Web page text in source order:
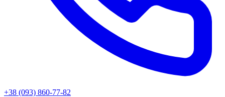
+38 (093) 860-77-82